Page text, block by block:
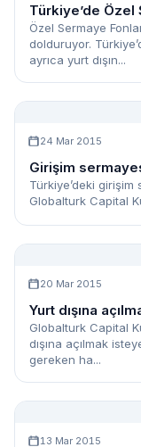
Türkiye’de Özel
Özel Sermaye
dolduruyor.
ayrıca yurt dışın...
24 Mar 2015
Girişim
Türkiye’deki
Globalturk Capital
20 Mar 2015
Yurt dışına
Globalturk Capital
dışına açılmak
gereken ha...
13 Mar 2015